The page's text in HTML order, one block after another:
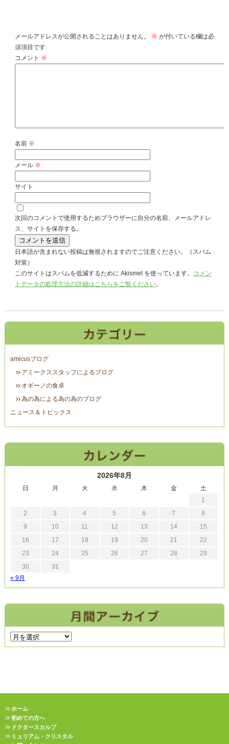
メールアドレスが公開されることはありません。 ※ が付いている欄は必
須項目です
コメント ※
名前 ※
メール ※
サイト
次回のコメントで使用するためブラウザーに自分の名前、メールアドレ
ス、サイトを保存する。
日本語が含まれない投稿は無視されますのでご注意ください。（スパム
対策）
このサイトはスパムを低減するために Akismet を使っています。 コメン
トデータの処理方法の詳細はこちらをご覧ください。
amicusブログ
アミークススタッフによるブログ
オギーノの食卓
為の為による為の為のブログ
ニュース＆トピックス
2026年8月
日 月 火 水 木 金
土
1
2
3 4 5 6 7
8
9
10 11 12 13 14
15
16
17 18 19 20 21
22
23
24 25 26 27 28
29
30
31
« 9月
ホーム
初めての方へ
ドクタースカルプ
ミュリアム・クリスタル